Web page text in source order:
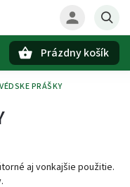
Prázdny košík
PRÁŠKY
aj vonkajšie použitie.